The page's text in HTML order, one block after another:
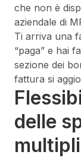
che non è
aziendale di
Ti arriva una
“paga” e hai
sezione dei
fattura si
delle